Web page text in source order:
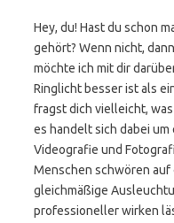
Hey, du! Hast du schon
gehört? Wenn nicht,
möchte ich mit dir
Ringlicht besser ist als
fragst dich vielleicht,
es handelt sich dabei
Videografie und
Menschen schwören auf
gleichmäßige
professioneller wirken